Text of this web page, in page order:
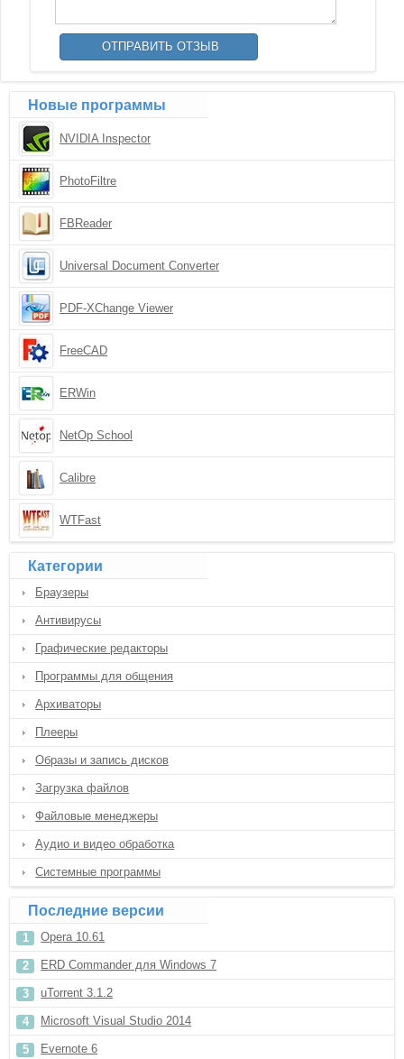
Новые программы
NVIDIA Inspector
PhotoFiltre
FBReader
Universal Document Converter
PDF-XChange Viewer
FreeCAD
ERWin
NetOp School
Calibre
WTFast
Категории
Браузеры
Антивирусы
Графические редакторы
Программы для общения
Архиваторы
Плееры
Образы и запись дисков
Загрузка файлов
Файловые менеджеры
Аудио и видео обработка
Системные программы
Последние версии
Opera 10.61
ERD Commander для Windows 7
uTorrent 3.1.2
Microsoft Visual Studio 2014
Evernote 6